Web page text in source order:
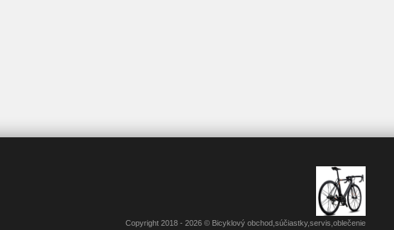
Copyright 2018 - 2026 © Bicyklový obchod,súčiastky,servis,oblečenie